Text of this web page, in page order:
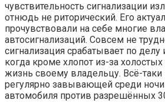
чувствительность сигнализации
отнюдь не риторический. Его
прочувствовали на себе многие
автосигнализаций. Совсем не
сигнализация срабатывает по
когда кроме хлопот из-за
жизнь своему владельцу. Всё-таки
регулярно завывающей среди
автомобиля против разрешённых